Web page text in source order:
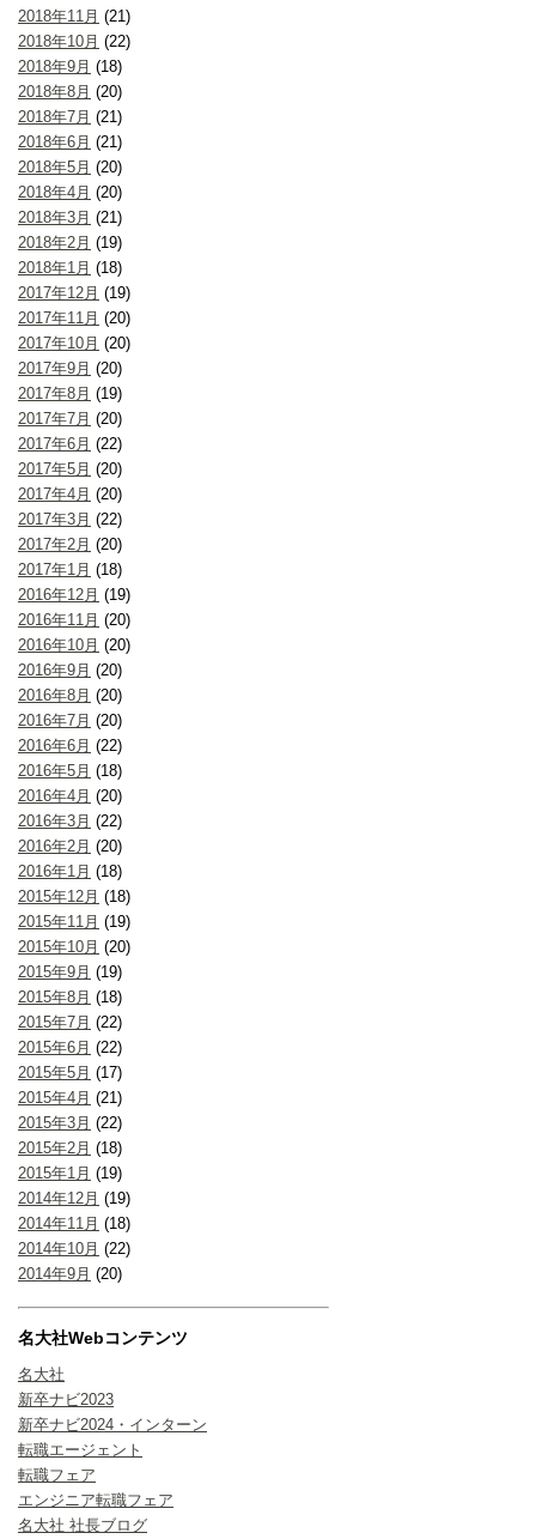
2018年11月 (21)
2018年10月 (22)
2018年9月 (18)
2018年8月 (20)
2018年7月 (21)
2018年6月 (21)
2018年5月 (20)
2018年4月 (20)
2018年3月 (21)
2018年2月 (19)
2018年1月 (18)
2017年12月 (19)
2017年11月 (20)
2017年10月 (20)
2017年9月 (20)
2017年8月 (19)
2017年7月 (20)
2017年6月 (22)
2017年5月 (20)
2017年4月 (20)
2017年3月 (22)
2017年2月 (20)
2017年1月 (18)
2016年12月 (19)
2016年11月 (20)
2016年10月 (20)
2016年9月 (20)
2016年8月 (20)
2016年7月 (20)
2016年6月 (22)
2016年5月 (18)
2016年4月 (20)
2016年3月 (22)
2016年2月 (20)
2016年1月 (18)
2015年12月 (18)
2015年11月 (19)
2015年10月 (20)
2015年9月 (19)
2015年8月 (18)
2015年7月 (22)
2015年6月 (22)
2015年5月 (17)
2015年4月 (21)
2015年3月 (22)
2015年2月 (18)
2015年1月 (19)
2014年12月 (19)
2014年11月 (18)
2014年10月 (22)
2014年9月 (20)
名大社Webコンテンツ
名大社
新卒ナビ2023
新卒ナビ2024・インターン
転職エージェント
転職フェア
エンジニア転職フェア
名大社 社長ブログ